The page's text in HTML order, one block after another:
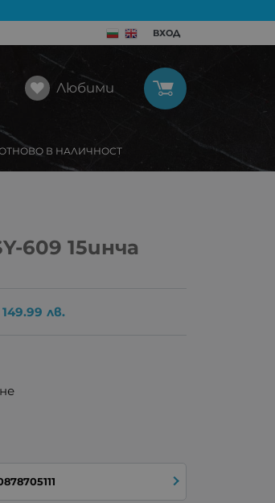
ВХОД
Любими
В НАЛИЧНОСТ
609 15инча
149.99 лв.